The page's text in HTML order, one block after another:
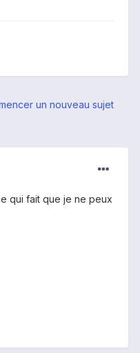
un nouveau sujet
qui fait que je ne peux